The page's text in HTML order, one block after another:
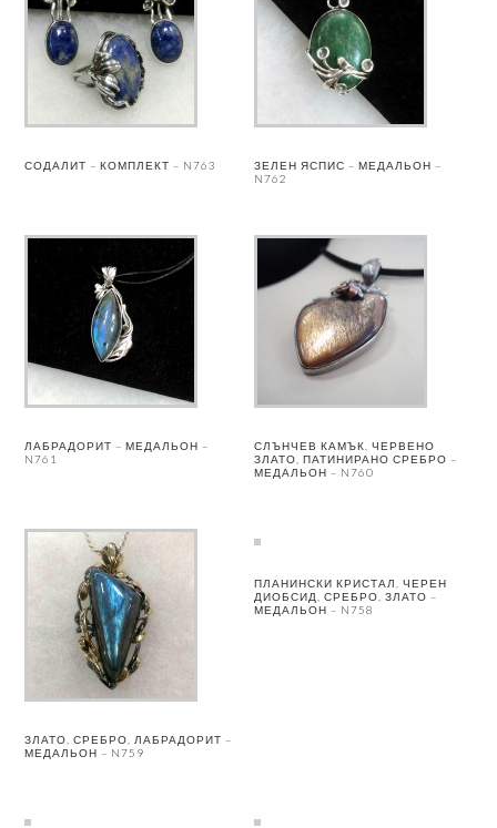
СОДАЛИТ – КОМПЛЕКТ – N763
ЗЕЛЕН ЯСПИС – МЕДАЛЬОН –
N762
ЛАБРАДОРИТ – МЕДАЛЬОН –
N761
СЛЪНЧЕВ КАМЪК, ЧЕРВЕНО
ЗЛАТО, ПАТИНИРАНО СРЕБРО –
МЕДАЛЬОН – N760
ЗЛАТО, СРЕБРО, ЛАБРАДОРИТ –
МЕДАЛЬОН – N759
ПЛАНИНСКИ КРИСТАЛ, ЧЕРЕН
ДИОБСИД, СРЕБРО, ЗЛАТО –
МЕДАЛЬОН – N758